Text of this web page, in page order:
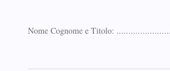
Nome Cognome e Titolo: